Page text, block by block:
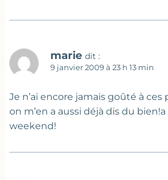
marie dit :
9 janvier 2009 à 23 h 13 min
Je n’ai encore jamais goûté à
on m’en a aussi déjà dis du
weekend!